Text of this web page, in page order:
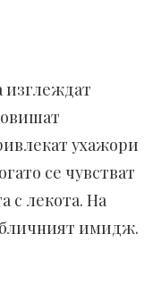
изглеждат
ухажори
се чувстват
с лекота. На
имидж.